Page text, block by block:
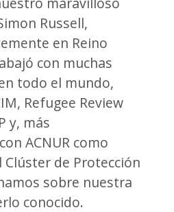
Russell,
en Reino
con muchas
todo el mundo,
Refugee Review
y, más
ACNUR como
de Protección
sobre nuestra
conocido.